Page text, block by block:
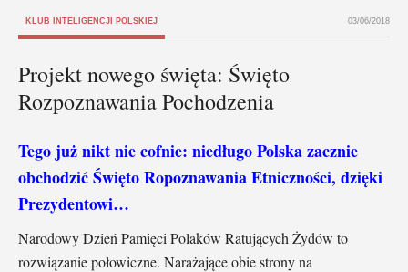
KLUB INTELIGENCJI POLSKIEJ 03/06/2018
Projekt nowego święta: Święto
Rozpoznawania Pochodzenia
Tego już nikt nie cofnie: niedługo Polska zacznie
obchodzić Święto Ropoznawania Etniczności, dzięki
Prezydentowi…
Narodowy Dzień Pamięci Polaków Ratujących Żydów to
rozwiązanie połowiczne. Narażające obie strony na